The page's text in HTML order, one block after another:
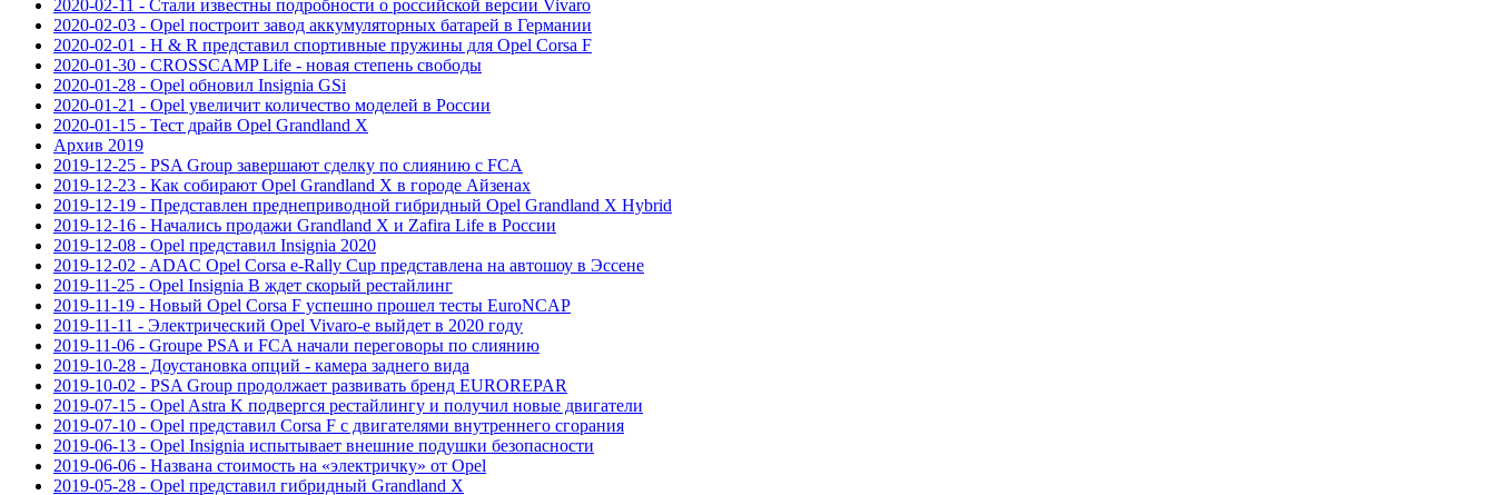
2020-02-11 - Стали известны подробности о российской версии Vivaro
2020-02-03 - Opel построит завод аккумуляторных батарей в Германии
2020-02-01 - H & R представил спортивные пружины для Opel Corsa F
2020-01-30 - CROSSCAMP Life - новая степень свободы
2020-01-28 - Opel обновил Insignia GSi
2020-01-21 - Opel увеличит количество моделей в России
2020-01-15 - Тест драйв Opel Grandland X
Архив 2019
2019-12-25 - PSA Group завершают сделку по слиянию с FCA
2019-12-23 - Как собирают Opel Grandland X в городе Айзенах
2019-12-19 - Представлен преднеприводной гибридный Opel Grandland X Hybrid
2019-12-16 - Начались продажи Grandland X и Zafira Life в России
2019-12-08 - Opel представил Insignia 2020
2019-12-02 - ADAC Opel Corsa e-Rally Cup представлена на автошоу в Эссене
2019-11-25 - Opel Insignia B ждет скорый рестайлинг
2019-11-19 - Новый Opel Corsa F успешно прошел тесты EuroNCAP
2019-11-11 - Электрический Opel Vivaro-e выйдет в 2020 году
2019-11-06 - Groupe PSA и FCA начали переговоры по слиянию
2019-10-28 - Доустановка опций - камера заднего вида
2019-10-02 - PSA Group продолжает развивать бренд EUROREPAR
2019-07-15 - Opel Astra K подвергся рестайлингу и получил новые двигатели
2019-07-10 - Opel представил Corsa F с двигателями внутреннего сгорания
2019-06-13 - Opel Insignia испытывает внешние подушки безопасности
2019-06-06 - Названа стоимость на «электричку» от Opel
2019-05-28 - Opel представил гибридный Grandland X